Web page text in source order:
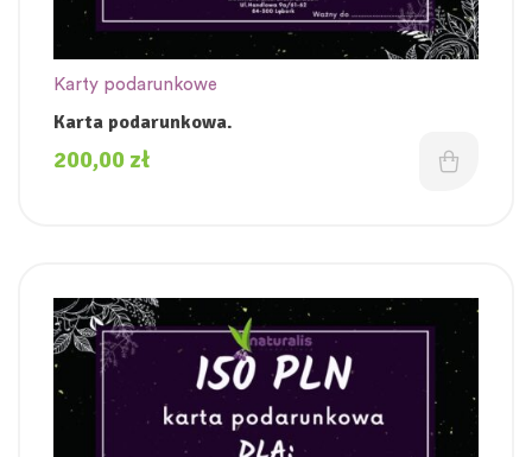
Karty podarunkowe
Karta podarunkowa.
200,00 zł